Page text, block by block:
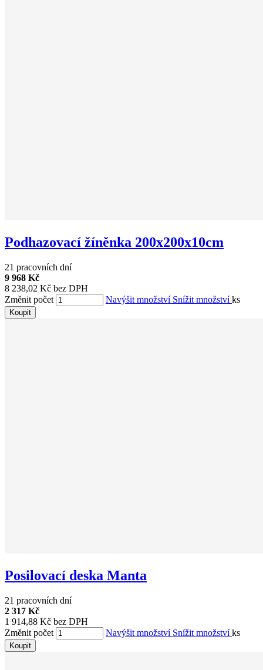
Podhazovací žíněnka 200x200x10cm
21 pracovních dní
9 968 Kč
8 238,02 Kč bez DPH
Změnit počet
Navýšit množství Snížit množstvíks
Koupit
Posilovací deska Manta
21 pracovních dní
2 317 Kč
1 914,88 Kč bez DPH
Změnit počet
Navýšit množství Snížit množstvíks
Koupit